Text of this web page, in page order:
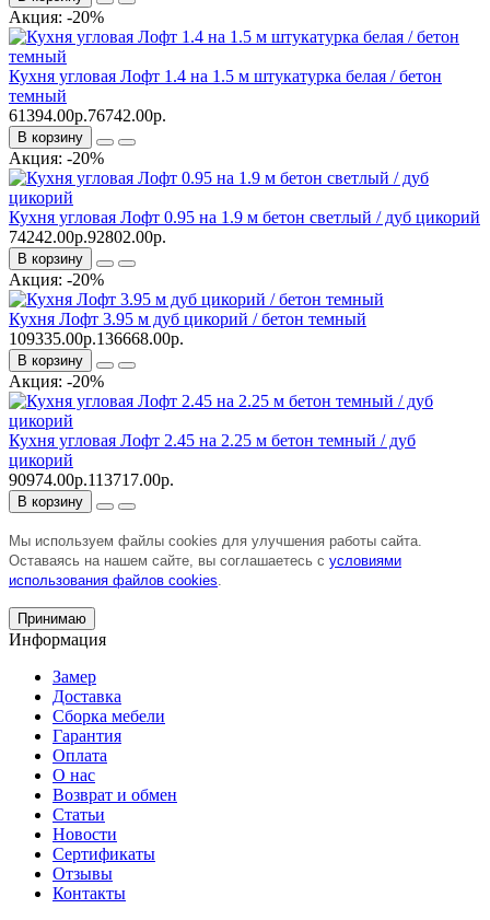
Акция: -20%
Кухня угловая Лофт 1.4 на 1.5 м штукатурка белая / бетон
темный
61394.00р.76742.00р.
В корзину
Акция: -20%
Кухня угловая Лофт 0.95 на 1.9 м бетон светлый / дуб цикорий
74242.00р.92802.00р.
В корзину
Акция: -20%
Кухня Лофт 3.95 м дуб цикорий / бетон темный
109335.00р.136668.00р.
В корзину
Акция: -20%
Кухня угловая Лофт 2.45 на 2.25 м бетон темный / дуб
цикорий
90974.00р.113717.00р.
В корзину
Мы используем файлы cookies для улучшения работы сайта.
Оставаясь на нашем сайте, вы соглашаетесь с условиями
использования файлов cookies.
Принимаю
Информация
Замер
Доставка
Сборка мебели
Гарантия
Оплата
О нас
Возврат и обмен
Статьи
Новости
Сертификаты
Отзывы
Контакты